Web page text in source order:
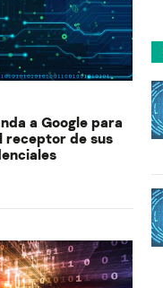
a Google para
receptor de sus